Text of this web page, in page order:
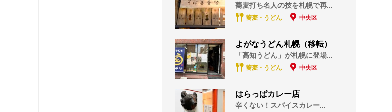
蕎麦打ち名人の技を札幌で再...
蕎麦・うどん 中央区
よがなうどん札幌（移転）
「高知うどん」が札幌に登場...
蕎麦・うどん 中央区
はらっぱカレー店
辛くない！スパイスカレー...